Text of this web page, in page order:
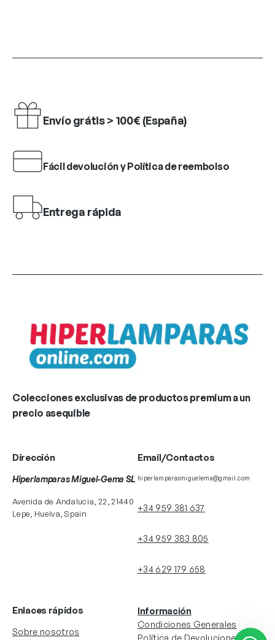
Envío grátis > 100€ (España)
Fácil devolución y Política de reembolso
Entrega rápida
Colecciones exclusivas de productos premium a un
precio asequible
Dirección
Hiperlamparas Miguel-Gema SL
Avenida de Andalucia, 22, 21440
Lepe, Huelva, Spain
Email/Contactos
hiperlamparasmiguelema@gmail.com
+34 959 381 637
+34 959 383 805
+34 629 179 658
Enlaces rápidos
Sobre nosotros
Información
Condiciones Generales